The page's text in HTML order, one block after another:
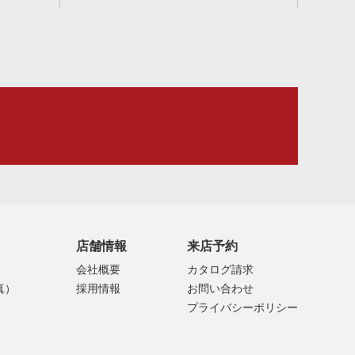
店舗情報
会社概要
採用情報
来店予約
カタログ請求
お問い合わせ
プライバシーポリシー